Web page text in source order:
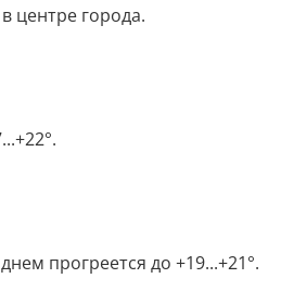
центре города.
прогреется до +19...+21°.